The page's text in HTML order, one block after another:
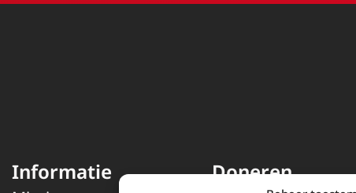
Informatie Doneren